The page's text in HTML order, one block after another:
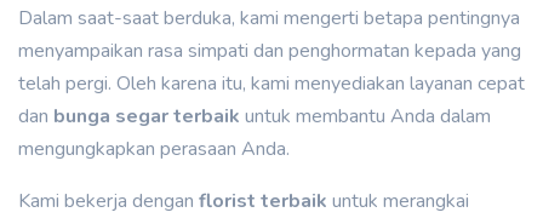
Dalam saat-saat berduka, kami mengerti betapa pentingnya
menyampaikan rasa simpati dan penghormatan kepada yang
telah pergi. Oleh karena itu, kami menyediakan layanan cepat
dan bunga segar terbaik untuk membantu Anda dalam
mengungkapkan perasaan Anda.
Kami bekerja dengan florist terbaik untuk merangkai